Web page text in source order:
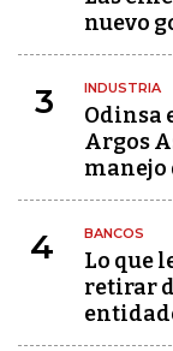
nuevo
3 INDUSTRIA
Odinsa
Argos
manejo
4 BANCOS
Lo que
retirar